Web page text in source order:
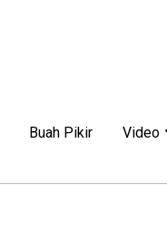
Buah Pikir Video